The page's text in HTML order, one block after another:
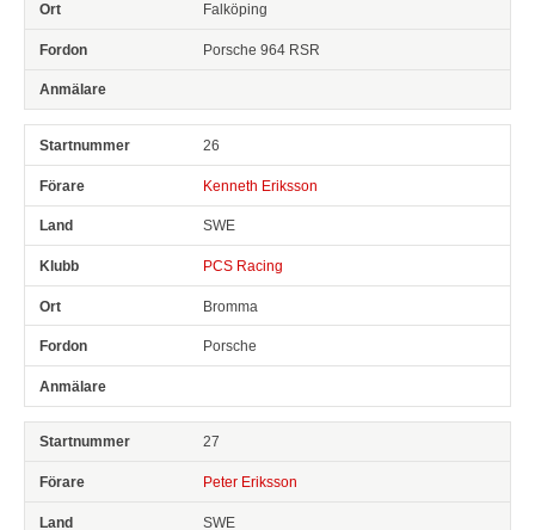
Falköping
Porsche 964 RSR
26
Kenneth Eriksson
SWE
PCS Racing
Bromma
Porsche
27
Peter Eriksson
SWE